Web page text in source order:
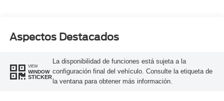
Aspectos Destacados
VIEW
WINDOW
STICKER
La disponibilidad de funciones está sujeta a la
configuración final del vehículo. Consulte la etiqueta de
la ventana para obtener más información.